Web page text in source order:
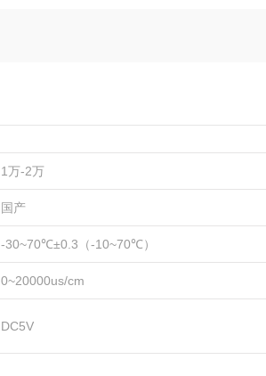
1万-2万
国产
-30~70℃±0.3（-10~70℃）
0~20000us/cm
DC5V